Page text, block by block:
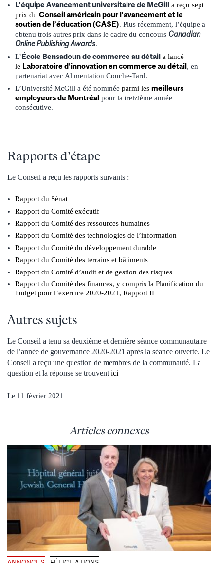
L’équipe Avancement universitaire de McGill a reçu sept
prix du Conseil américain pour l’avancement et le
soutien de l’éducation (CASE). Plus récemment, l’équipe a
obtenu trois autres prix dans le cadre du concours Canadian
Online Publishing Awards.
L’École Bensadoun de commerce au détail a lancé
le Laboratoire d’innovation en commerce au détail, en
partenariat avec Alimentation Couche-Tard.
L’Université McGill a été nommée parmi les meilleurs
employeurs de Montréal pour la treizième année
consécutive.
Rapports d’étape
Le Conseil a reçu les rapports suivants :
Rapport du Sénat
Rapport du Comité exécutif
Rapport du Comité des ressources humaines
Rapport du Comité des technologies de l’information
Rapport du Comité du développement durable
Rapport du Comité des terrains et bâtiments
Rapport du Comité d’audit et de gestion des risques
Rapport du Comité des finances, y compris la Planification du
budget pour l’exercice 2020-2021, Rapport II
Autres sujets
Le Conseil a tenu sa deuxième et dernière séance communautaire
de l’année de gouvernance 2020-2021 après la séance ouverte. Le
Conseil a reçu une question de membres de la communauté. La
question et la réponse se trouvent ici
Le 11 février 2021
Articles connexes